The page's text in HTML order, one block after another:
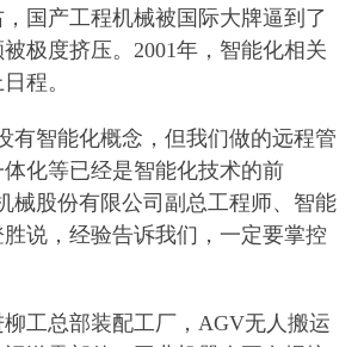
国产工程机械被国际大牌逼到了
极度挤压。2001年，智能化相关
程。
智能化概念，但我们做的远程管
化等已经是智能化技术的前
械股份有限公司副总工程师、智能
说，经验告诉我们，一定要掌控
总部装配工厂，AGV无人搬运